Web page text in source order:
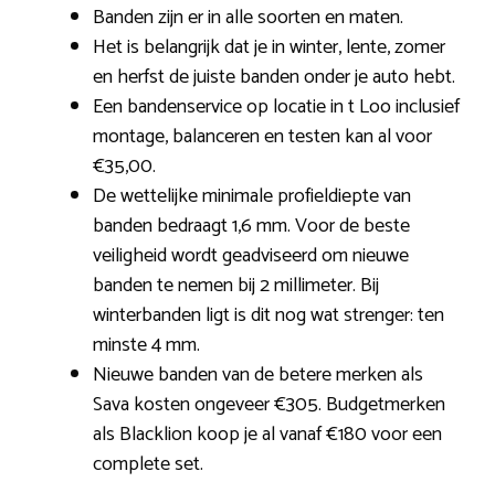
Banden zijn er in alle soorten en maten.
Het is belangrijk dat je in winter, lente, zomer
en herfst de juiste banden onder je auto hebt.
Een bandenservice op locatie in t Loo inclusief
montage, balanceren en testen kan al voor
€35,00.
De wettelijke minimale profieldiepte van
banden bedraagt 1,6 mm. Voor de beste
veiligheid wordt geadviseerd om nieuwe
banden te nemen bij 2 millimeter. Bij
winterbanden ligt is dit nog wat strenger: ten
minste 4 mm.
Nieuwe banden van de betere merken als
Sava kosten ongeveer €305. Budgetmerken
als Blacklion koop je al vanaf €180 voor een
complete set.